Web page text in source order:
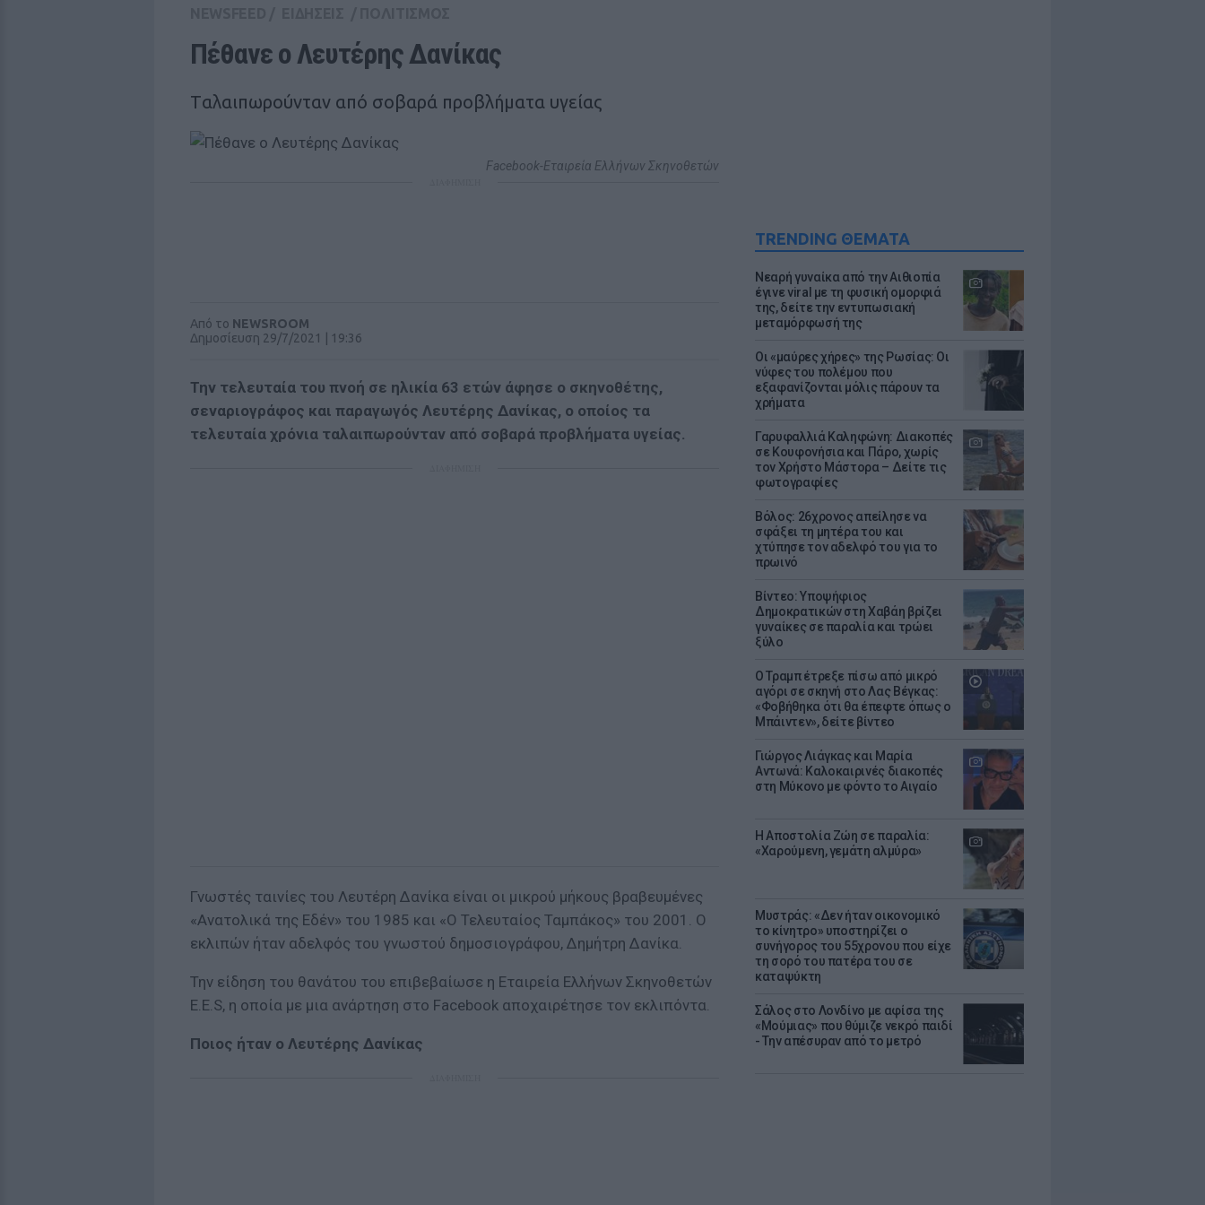
TRENDING ΘΕΜΑΤΑ
Νεαρή γυναίκα από την Αιθιοπία
έγινε viral με τη φυσική ομορφιά
της, δείτε την εντυπωσιακή
μεταμόρφωσή της
Οι «μαύρες χήρες» της Ρωσίας: Οι
νύφες του πολέμου που
εξαφανίζονται μόλις πάρουν τα
χρήματα
Γαρυφαλλιά Καληφώνη: Διακοπές
σε Κουφονήσια και Πάρο, χωρίς
τον Χρήστο Μάστορα – Δείτε τις
φωτογραφίες
Βόλος: 26χρονος απείλησε να
σφάξει τη μητέρα του και
χτύπησε τον αδελφό του για το
πρωινό
Βίντεο: Υποψήφιος
Δημοκρατικών στη Χαβάη βρίζει
γυναίκες σε παραλία και τρώει
ξύλο
Ο Τραμπ έτρεξε πίσω από μικρό
αγόρι σε σκηνή στο Λας Βέγκας:
«Φοβήθηκα ότι θα έπεφτε όπως ο
Μπάιντεν», δείτε βίντεο
Γιώργος Λιάγκας και Μαρία
Αντωνά: Καλοκαιρινές διακοπές
στη Μύκονο με φόντο το Αιγαίο
Η Αποστολία Ζώη σε παραλία:
«Χαρούμενη, γεμάτη αλμύρα»
Μυστράς: «Δεν ήταν οικονομικό
το κίνητρο» υποστηρίζει ο
συνήγορος του 55χρονου που είχε
τη σορό του πατέρα του σε
καταψύκτη
Σάλος στο Λονδίνο με αφίσα της
«Μούμιας» που θύμιζε νεκρό παιδί
- Την απέσυραν από το μετρό
Πέθανε ο Λευτέρης Δανίκας
Tαλαιπωρούνταν από σοβαρά προβλήματα υγείας
Facebook-Εταιρεία Ελλήνων Σκηνοθετών
Από το NEWSROOM
Δημοσίευση 29/7/2021 | 19:36
Την τελευταία του πνοή σε ηλικία 63 ετών άφησε ο σκηνοθέτης,
σεναριογράφος και παραγωγός Λευτέρης Δανίκας, ο οποίος τα
τελευταία χρόνια ταλαιπωρούνταν από σοβαρά προβλήματα υγείας.
Γνωστές ταινίες του Λευτέρη Δανίκα είναι οι μικρού μήκους βραβευμένες
«Ανατολικά της Εδέν» του 1985 και «Ο Τελευταίος Ταμπάκος» του 2001. Ο
εκλιπών ήταν αδελφός του γνωστού δημοσιογράφου, Δημήτρη Δανίκα.
Την είδηση του θανάτου του επιβεβαίωσε η Εταιρεία Ελλήνων Σκηνοθετών
E.E.S, η οποία με μια ανάρτηση στο Facebook αποχαιρέτησε τον εκλιπόντα.
Ποιος ήταν ο Λευτέρης Δανίκας